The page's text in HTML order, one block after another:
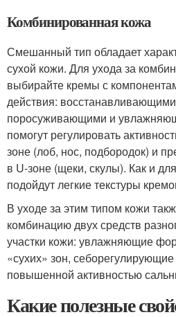
Комбинированная кожа
Смешанный тип обладает
сухой кожи. Для ухода за
выбирайте кремы с
действия:
поросуживающими и
помогут регулировать
зоне (лоб, нос, подбородок) и
в U-зоне (щеки, скулы). Как и
подойдут легкие текстуры
В уходе за этим типом кожи
комбинацию двух средств
участки кожи: увлажняющие
«сухих» зон,
повышенной активностью
Какие полезные